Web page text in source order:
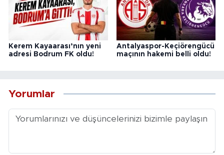
Kerem Kayaarası’nın yeni
adresi Bodrum FK oldu!
Antalyaspor-Keçiörengücü
maçının hakemi belli oldu!
Yorumlar